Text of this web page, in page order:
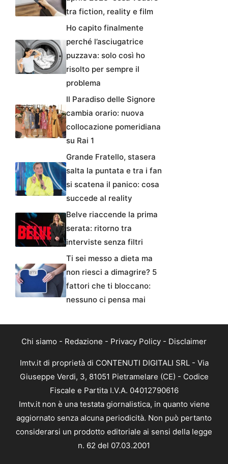
tra fiction, reality e film
Ho capito finalmente
perché l’asciugatrice
puzzava: solo così ho
risolto per sempre il
problema
Il Paradiso delle Signore
cambia orario: nuova
collocazione pomeridiana
su Rai 1
Grande Fratello, stasera
salta la puntata e tra i fan
si scatena il panico: cosa
succede al reality
Belve riaccende la prima
serata: ritorno tra
interviste senza filtri
Ti sei messo a dieta ma
non riesci a dimagrire? 5
fattori che ti bloccano:
nessuno ci pensa mai
Chi siamo - Redazione - Privacy Policy - Disclaimer
Imtv.it di proprietà di CONTENUTI DIGITALI SRL - Via
Giuseppe Verdi, 3, 81051 Pietramelare (CE) - Codice
Fiscale e Partita I.V.A. 04012790616
Imtv.it non è una testata giornalistica, in quanto viene
aggiornato senza alcuna periodicità. Non può pertanto
considerarsi un prodotto editoriale ai sensi della legge
n. 62 del 07.03.2001